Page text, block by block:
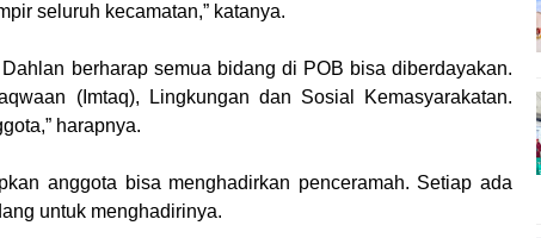
seluruh kecamatan,” katanya.
berharap semua bidang di POB bisa diberdayakan.
(Imtaq), Lingkungan dan Sosial Kemasyarakatan.
harapnya.
anggota bisa menghadirkan penceramah. Setiap ada
untuk menghadirinya.